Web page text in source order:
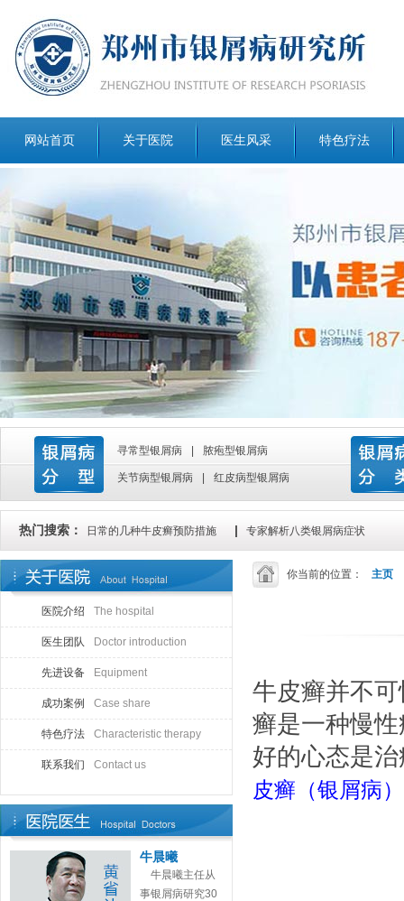
网站首页 关于医院 医生风采 特色疗法
寻常型银屑病 脓疱型银屑病
关节病型银屑病 红皮病型银屑病
热门搜索： 日常的几种牛皮癣预防措施 | 专家解析八类银屑病症状
医院介绍 The hospital
医生团队 Doctor introduction
先进设备 Equipment
成功案例 Case share
特色疗法 Characteristic therapy
联系我们 Contact us
牛晨曦
牛晨曦主任从
事银屑病研究30
你当前的位置： 主页
牛皮癣并不
癣是一种慢
好的心态是
皮癣（银屑病